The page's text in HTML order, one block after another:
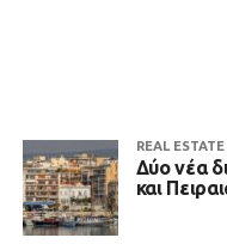
REAL ESTATE
Δύο νέα
και